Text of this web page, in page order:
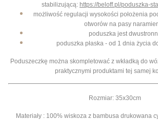
stabilizującą: https://beloff.pl/poduszka-
możliwość regulacji wysokości położenia
otworów na pasy
poduszka jest
poduszka płaska - od 1 dnia życia
Poduszeczkę można skompletować z wkładką do
praktycznymi produktami tej samej
Rozmiar: 35x30cm
Materiały : 100% wiskoza z bambusa drukowana